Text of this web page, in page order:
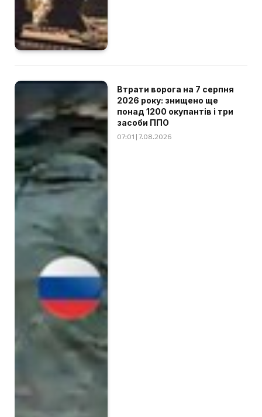
Втрати ворога на 7 серпня
2026 року: знищено ще
понад 1200 окупантів і три
засоби ППО
07:01 | 7.08.2026